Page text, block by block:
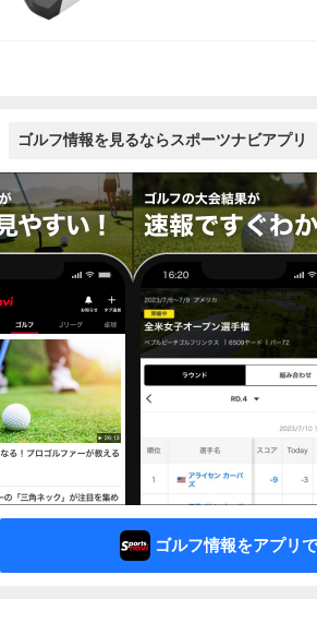
ゴルフ情報を見るならスポーツナビアプリ
ゴルフ情報をアプリ